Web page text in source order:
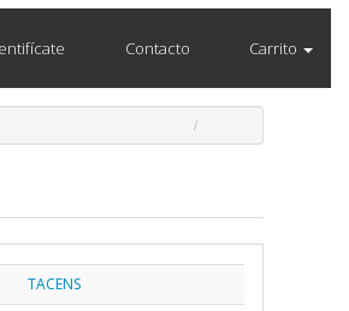
Contacto Carrito
TACENS